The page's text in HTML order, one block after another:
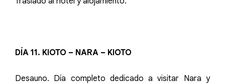
DÍA 11. KIOTO – NARA – KIOTO
Desauno. Día completo dedicado a visitar Nara y